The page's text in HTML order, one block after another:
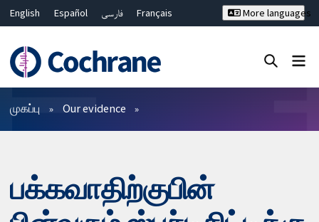
English Español فارسی
Français
Bahasa Malaysia
ไทย
繁體中文
简体中文
More languages
வடிகட்டிகள்
முகப்பு Our evidence
பக்கவாதிற்குபின்